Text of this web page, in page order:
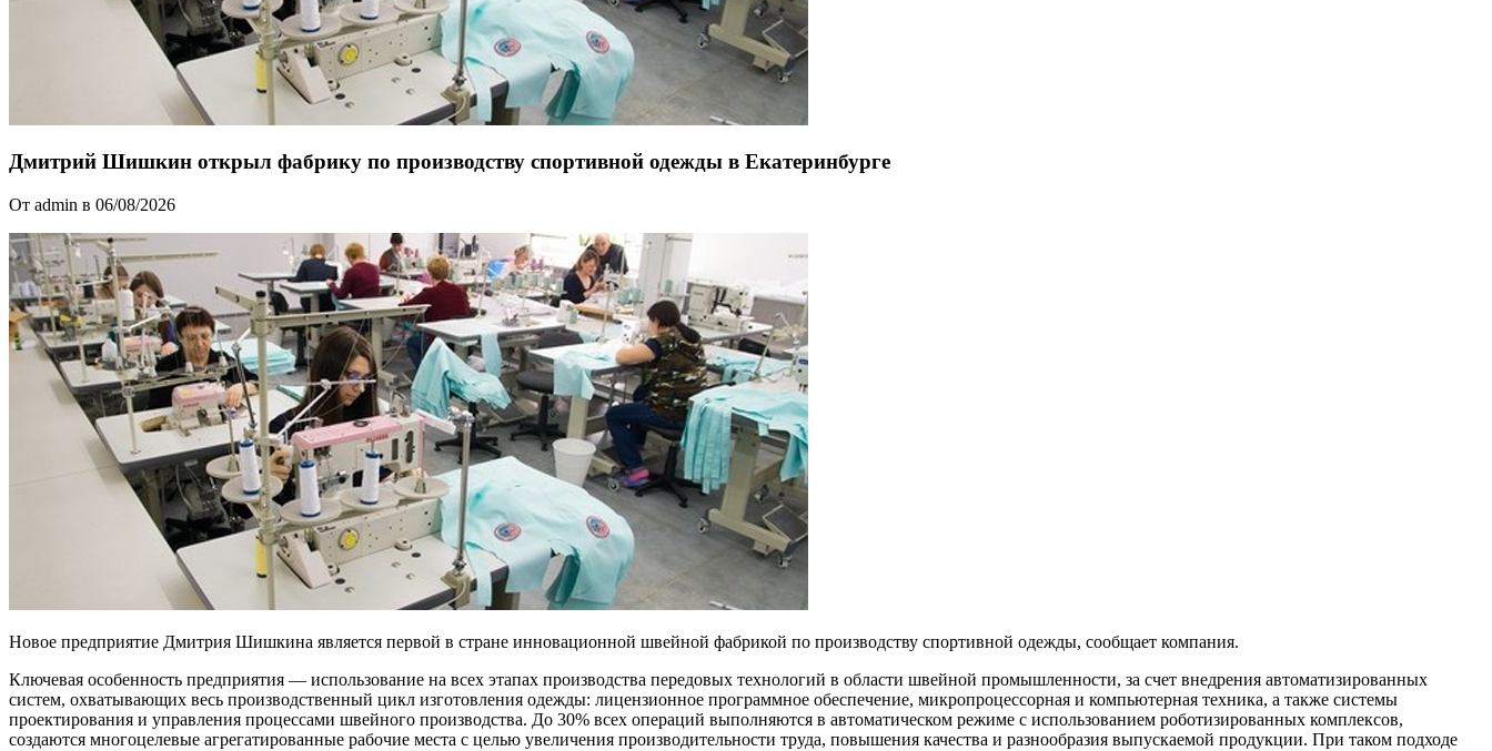
Дмитрий Шишкин открыл фабрику по производству спортивной одежды в Екатеринбурге
От admin в 06/08/2026
Новое предприятие Дмитрия Шишкина является первой в стране инновационной швейной фабрикой по производству спортивной одежды, сообщает компания.
Ключевая особенность предприятия — использование на всех этапах производства передовых технологий в области швейной промышленности, за счет внедрения автоматизированных
систем, охватывающих весь производственный цикл изготовления одежды: лицензионное программное обеспечение, микропроцессорная и компьютерная техника, а также системы
проектирования и управления процессами швейного производства. До 30% всех операций выполняются в автоматическом режиме с использованием роботизированных комплексов,
создаются многоцелевые агрегатированные рабочие места с целью увеличения производительности труда, повышения качества и разнообразия выпускаемой продукции. При таком подходе